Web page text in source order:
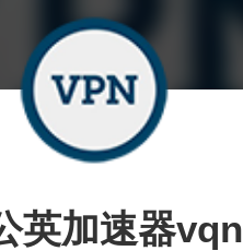
英加速器vqn